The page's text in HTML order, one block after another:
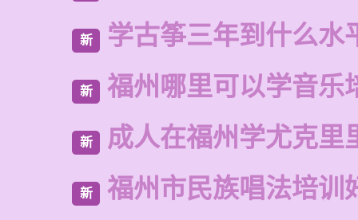
新 学古筝三年到什么水
新 福州哪里可以学音乐
新 成人在福州学尤克里
新 福州市民族唱法培训